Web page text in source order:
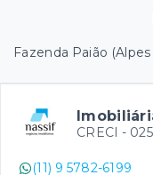
Fazenda Paião
CRECI -
(11) 9 5782-6199